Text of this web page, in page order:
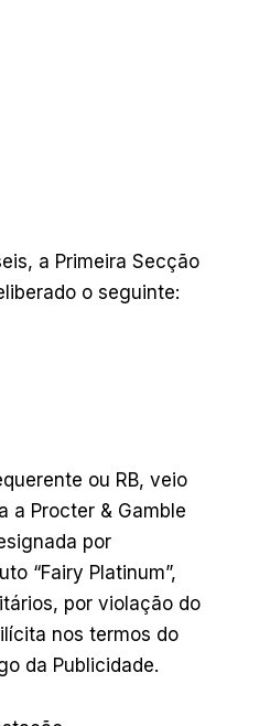
a Primeira Secção
o seguinte:
ou RB, veio
a Procter & Gamble
por
“Fairy Platinum”,
por violação do
nos termos do
da Publicidade.